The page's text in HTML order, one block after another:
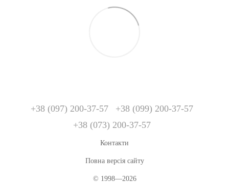
+38 (097) 200-37-57
+38 (099) 200-37-57
+38 (073) 200-37-57
Контакти
Повна версія сайту
© 1998—2026